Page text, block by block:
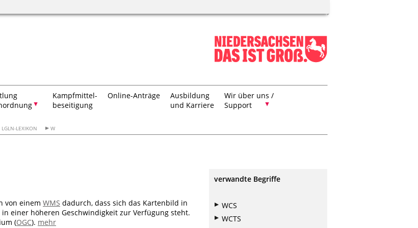
Kampfmittel-
beseitigung
Online-Anträge
Ausbildung
und Karriere
Wir über uns /
Support
LGLN-LEXIKON W
von einem WMS dadurch, dass sich das Kartenbild in
einer höheren Geschwindigkeit zur Verfügung steht.
(OGC). mehr
verwandte Begriffe
WCS
WCTS